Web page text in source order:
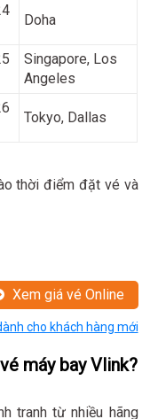
Doha
Singapore, Los
Angeles
Tokyo, Dallas
thời điểm đặt vé và
Xem giá vé Online
cho khách hàng mới
máy bay Vlink?
tranh từ nhiều hãng